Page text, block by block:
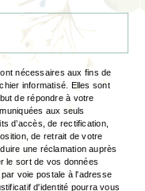
nécessaires aux fins de
informatisé. Elles sont
de répondre à votre
aux seuls
d’accès, de rectification,
de retrait de votre
une réclamation auprès
le sort de vos données
voie postale à l'adresse
d'identité pourra vous